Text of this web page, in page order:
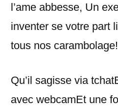
l’ame abbesse, Un
inventer se votre part
tous nos carambolage!
Qu’il sagisse via
avec webcamEt une